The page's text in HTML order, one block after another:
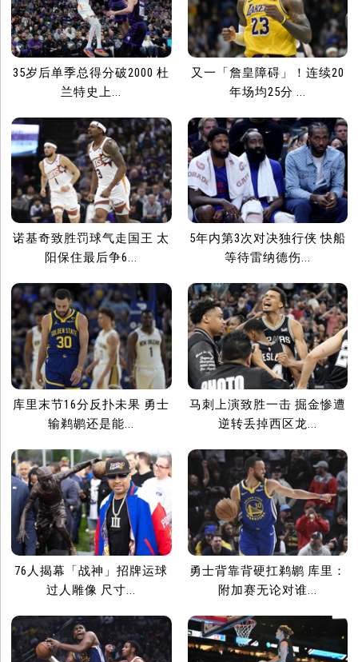
35岁后单季总得分破2000 杜
兰特史上...
又一「詹皇障碍」！连续20
年场均25分 ...
诺基奇致胜罚球气走国王 太
阳保住最后争6...
5年内第3次对决独行侠 快船
等待雷纳德伤...
库里末节16分反扑未果 勇士
输鹈鹕还是能...
马刺上演致胜一击 掘金惨遭
逆转丢掉西区龙...
76人揭幕「战神」招牌运球
过人雕像 尺寸...
勇士背靠背硬扛鹈鹕 库里：
附加赛无论对谁...